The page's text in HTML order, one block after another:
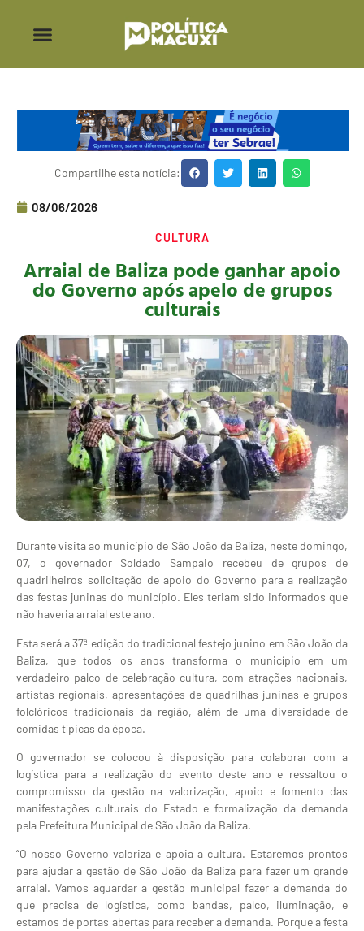
Compartilhe esta notícia:
08/06/2026
CULTURA
Arraial de Baliza pode ganhar apoio
do Governo após apelo de grupos
culturais
Durante visita ao município de São João da Baliza, neste domingo,
07, o governador Soldado Sampaio recebeu de grupos de
quadrilheiros solicitação de apoio do Governo para a realização
das festas juninas do município. Eles teriam sido informados que
não haveria arraial este ano.
Esta será a 37ª edição do tradicional festejo junino em São João da
Baliza, que todos os anos transforma o município em um
verdadeiro palco de celebração cultura, com atrações nacionais,
artistas regionais, apresentações de quadrilhas juninas e grupos
folclóricos tradicionais da região, além de uma diversidade de
comidas típicas da época.
O governador se colocou à disposição para colaborar com a
logística para a realização do evento deste ano e ressaltou o
compromisso da gestão na valorização, apoio e fomento das
manifestações culturais do Estado e formalização da demanda
pela Prefeitura Municipal de São João da Baliza.
“O nosso Governo valoriza e apoia a cultura. Estaremos prontos
para ajudar a gestão de São João da Baliza para fazer um grande
arraial. Vamos aguardar a gestão municipal fazer a demanda do
que precisa de logística, como bandas, palco, iluminação, e
estamos de portas abertas para receber a demanda. Porque a festa